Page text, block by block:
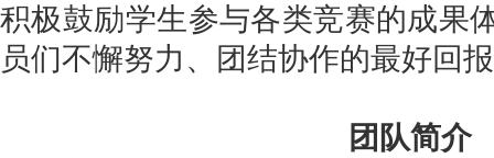
积极鼓励学生参与各类竞赛的成果
员们不懈努力、团结协作的最好回
团队简介